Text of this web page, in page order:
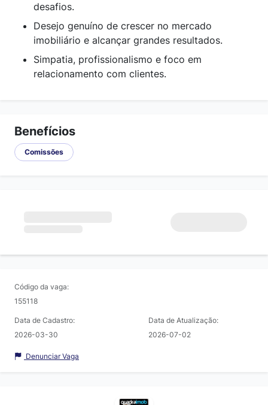
desafios.
Desejo genuíno de crescer no mercado
imobiliário e alcançar grandes resultados.
Simpatia, profissionalismo e foco em
relacionamento com clientes.
Benefícios
Comissões
Código da vaga:
155118
Data de Cadastro:
2026-03-30
Data de Atualização:
2026-07-02
Denunciar Vaga